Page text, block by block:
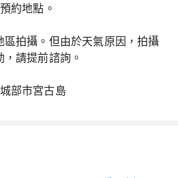
約地點。
拍攝。但由於天氣原因，拍攝
請提前諮詢。
部市宮古島